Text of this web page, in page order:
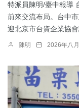
特派員陳明/臺中報導
前來交流布局。台中
迎北京市台資企業協
陳明 2026年八